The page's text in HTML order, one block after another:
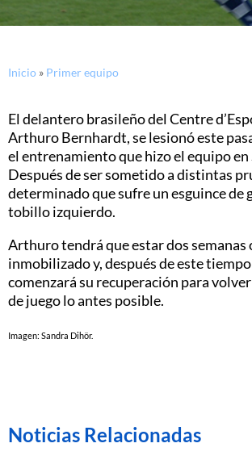
Inicio » Primer equipo
El delantero brasileño del Centre
Arthuro Bernhardt, se lesionó este
el entrenamiento que hizo el equipo en
Después de ser sometido a distintas
determinado que sufre un esguince de
tobillo izquierdo.
Arthuro tendrá que estar dos
inmobilizado y, después de este
comenzará su recuperación para
de juego lo antes posible.
Imagen: Sandra Dihör.
Noticias Relacionadas